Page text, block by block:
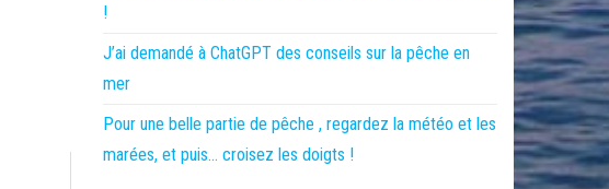
!
J’ai demandé à ChatGPT des conseils sur la pêche en
mer
Pour une belle partie de pêche , regardez la météo et les
marées, et puis… croisez les doigts !